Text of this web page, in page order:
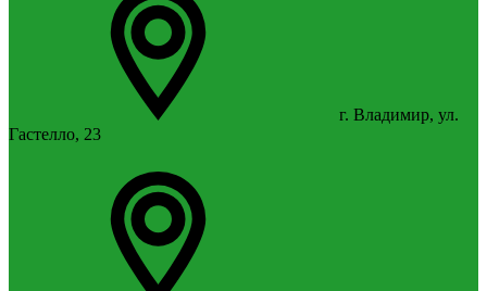
г. Владимир, ул.
Гастелло, 23